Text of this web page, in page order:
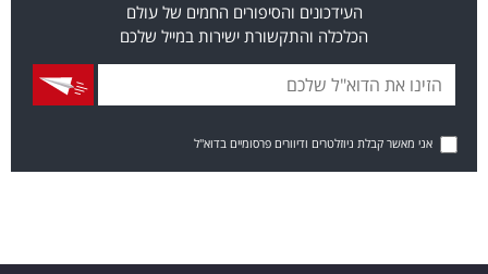
העידכונים והסיפורים החמים של עולם
הכלכלה והתקשורת ישירות במייל שלכם
אני מאשר קבלת ניוזלטרים ודיוורים פרסומיים בדוא"ל